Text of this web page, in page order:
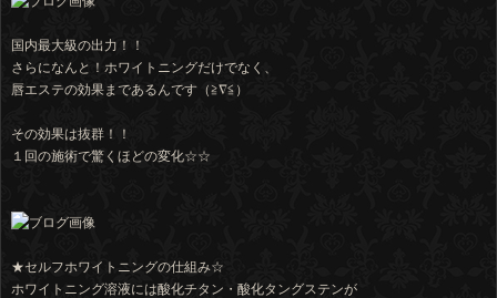
国内最大級の出力！！
さらになんと！ホワイトニングだけでなく、
唇エステの効果まであるんです（≧∇≦）
その効果は抜群！！
１回の施術で驚くほどの変化☆☆
★セルフホワイトニングの仕組み☆
ホワイトニング溶液には酸化チタン・酸化タングステンが